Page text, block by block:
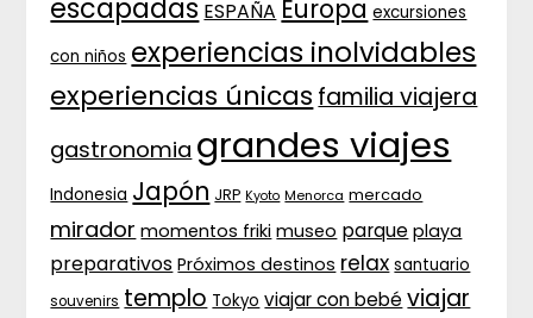
escapadas ESPAÑA Europa excursiones
con niños experiencias inolvidables
experiencias únicas familia viajera
gastronomia grandes viajes
Indonesia Japón JRP Kyoto Menorca mercado
mirador momentos friki museo parque playa
preparativos Próximos destinos relax santuario
souvenirs templo Tokyo viajar con bebé viajar